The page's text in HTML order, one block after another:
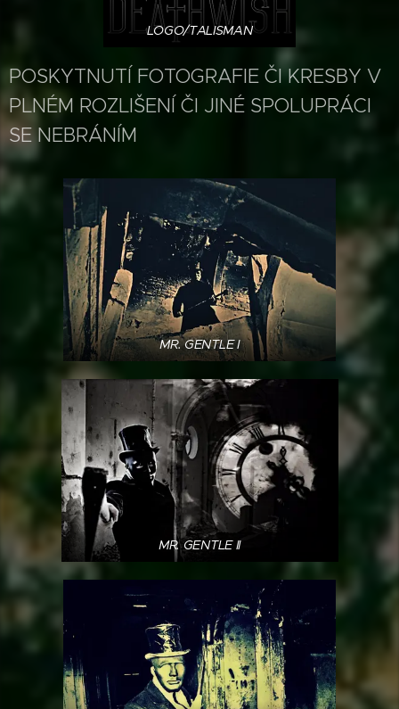
LOGO/TALISMAN
POSKYTNUTÍ FOTOGRAFIE ČI KRESBY V
PLNÉM ROZLIŠENÍ ČI JINÉ SPOLUPRÁCI
SE NEBRÁNÍM
MR. GENTLE I
MR. GENTLE II